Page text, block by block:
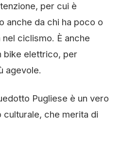
per cui è
anche da chi ha poco o
ciclismo. È anche
bike elettrico, per
agevole.
Pugliese è un vero
che merita di